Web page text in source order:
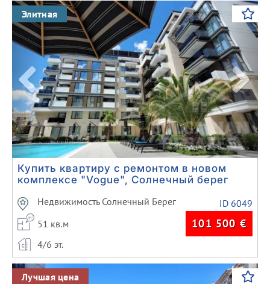
Previous Next
Элитная
Купить квартиру с ремонтом в новом
комплексе "Vogue", Солнечный берег
Недвижимость Солнечный Берег
ID 6049
51 кв.м
101 500 €
4/6 эт.
Previous Next
Лучшая цена